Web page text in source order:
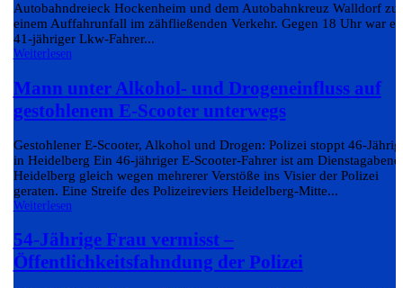
Autobahndreieck Hockenheim und dem Autobahnkreuz Walldorf zu
einem Auffahrunfall im zähfließenden Verkehr. Gegen 18 Uhr war
41-jähriger Lkw-Fahrer...
Weiterlesen
Mann unter Alkohol- und Drogeneinfluss auf
gestohlenem E-Scooter unterwegs
Gestohlener E-Scooter, Alkohol und Drogen: Polizei stoppt 46-
in Heidelberg Ein 46-jähriger E-Scooter-Fahrer ist am
Heidelberg gleich wegen mehrerer Verstöße ins Visier der Polizei
geraten. Eine Streife des Polizeireviers Heidelberg-Mitte...
Weiterlesen
54-Jährige Frau vermisst –
Öffentlichkeitsfahndung der Polizei